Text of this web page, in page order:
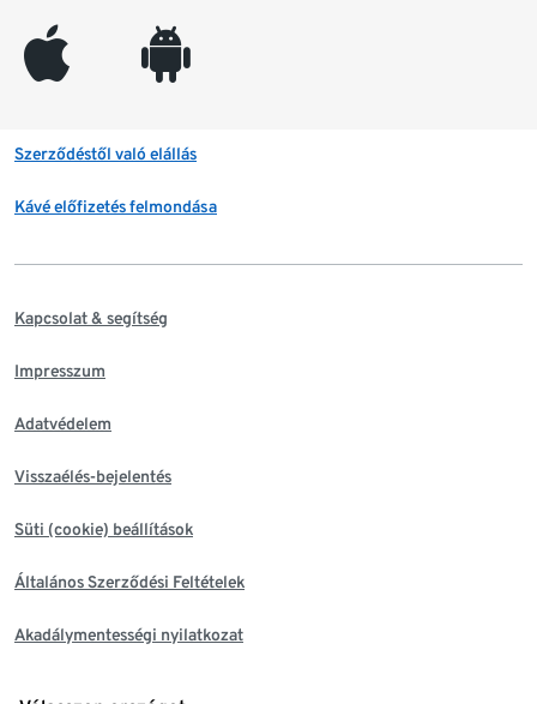
appleinc android
Szerződéstől való elállás
Kávé előfizetés felmondása
Kapcsolat & segítség
Impresszum
Adatvédelem
Visszaélés-bejelentés
Süti (cookie) beállítások
Általános Szerződési Feltételek
Akadálymentességi nyilatkozat